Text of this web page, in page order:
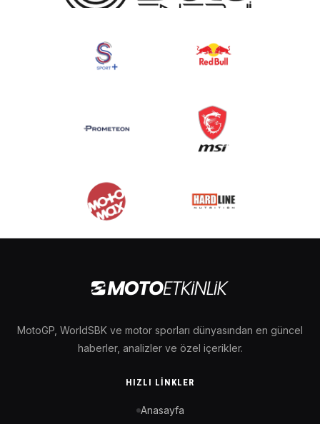
MotoGP, WorldSBK ve motor sporları dünyasından en güncel
haberler, analizler ve özel içerikler.
HIZLI LINKLER
Anasayfa